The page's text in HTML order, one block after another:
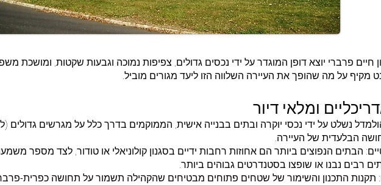
חיים פרברי יוצא דופן המוגדר על ידי נכסים גדולים, צפיפות נמוכה וגבעות שקטות, ומושכת
מקיף על מה שהופך את העיירה השלווה הזו ליעד מגורים מוביל.
ומלאי דיור
נשלט על ידי נכסי יוקרה ובתים בבנייה אישית, הממוקמים בדרך כלל על מגרשים גדולים
הבלעדית של העיירה.
הבתים הנפוצים ביותר הם אחוזות רחבות ידיים בסגנון קולוניאלי או טודור, לצד מספר
רבים נבנו או שופצו בסטנדרטים גבוהים ביותר.
תקנות התכנון והשימור של שטחים פתוחים מבטיחים שהקהילה תשמור על תחושה כפרית-